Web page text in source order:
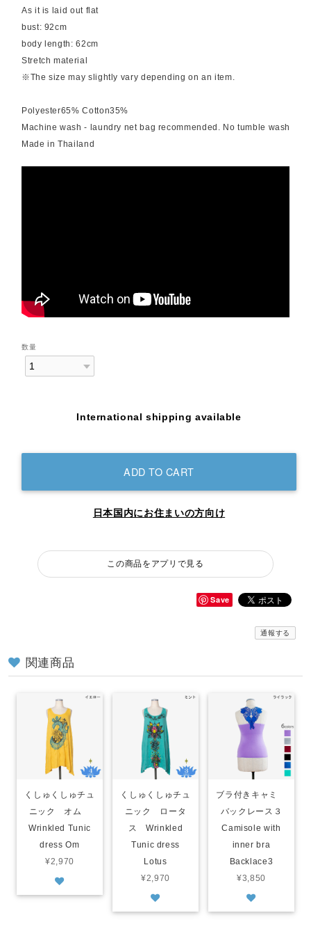
As it is laid out flat
bust: 92cm
body length: 62cm
Stretch material
※The size may slightly vary depending on an item.
Polyester65% Cotton35%
Machine wash - laundry net bag recommended. No tumble wash
Made in Thailand
数量
International shipping available
ADD TO CART
日本国内にお住まいの方向け
この商品をアプリで見る
Save
通報する
関連商品
くしゅくしゅチュ
ニック オム
Wrinkled Tunic
dress Om
¥2,970
くしゅくしゅチュ
ニック ロータ
ス Wrinkled
Tunic dress
Lotus
¥2,970
ブラ付きキャミ
バックレース３
Camisole with
inner bra
Backlace3
¥3,850